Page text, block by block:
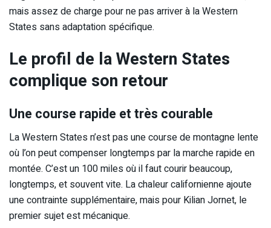
mais assez de charge pour ne pas arriver à la Western
States sans adaptation spécifique.
Le profil de la Western States
complique son retour
Une course rapide et très courable
La Western States n’est pas une course de montagne lente
où l’on peut compenser longtemps par la marche rapide en
montée. C’est un 100 miles où il faut courir beaucoup,
longtemps, et souvent vite. La chaleur californienne ajoute
une contrainte supplémentaire, mais pour Kilian Jornet, le
premier sujet est mécanique.